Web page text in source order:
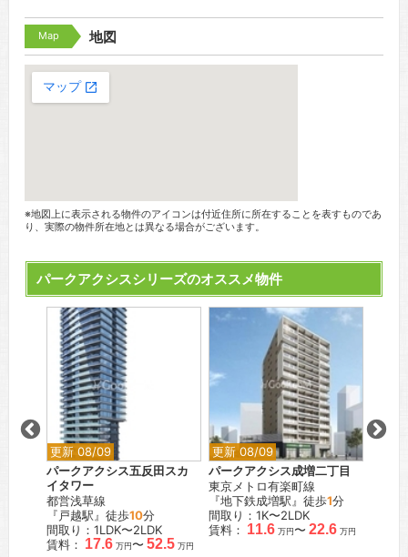
Map 地図
※地図上に表示される物件のアイコンは付近住所に所在することを表すものであ
り、実際の物件所在地とは異なる場合がございます。
パークアクシスシリーズのオススメ物件
更新 08/09
パークアクシス五反田スカ
イタワー
都営浅草線
『戸越駅』徒歩10分
間取り：1LDK〜2LDK
賃料： 17.6 万円〜 52.5 万円
更新 08/09
パークアクシス成増二丁目
東京メトロ有楽町線
『地下鉄成増駅』徒歩1分
間取り：1K〜2LDK
賃料： 11.6 万円〜 22.6 万円